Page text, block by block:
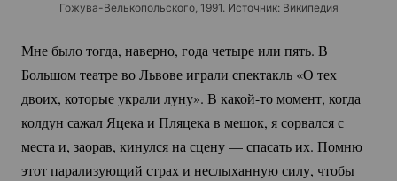
Гожува-Велькопольского, 1991. Источник: Википедия
Мне было тогда, наверно, года четыре или пять. В
Большом театре во Львове играли спектакль «О тех
двоих, которые украли луну». В какой-томомент, когда
колдун сажал Яцека и Пляцека в мешок, я сорвался с
места и, заорав, кинулся на сцену — спасать их. Помню
этот парализующий страх и неслыханную силу, чтобы